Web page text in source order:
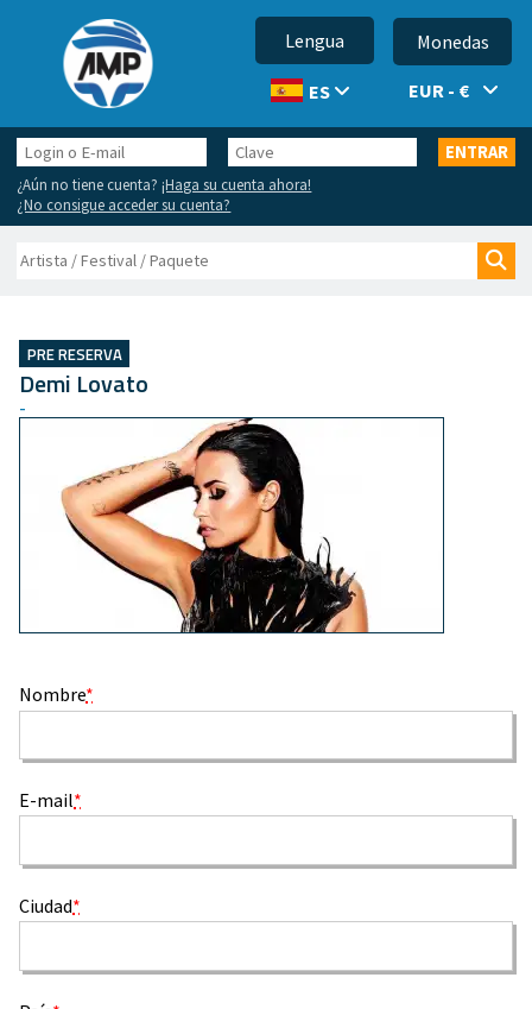
Lengua
ES
Monedas
EUR - €
Login
o
E-
mail
Clave ENTRAR
¿Aún no tiene cuenta?¡Haga su cuenta ahora!
¿No consigue acceder su cuenta?
Buscar
PRE RESERVA
Demi Lovato
-
Nombre*
E-mail*
Ciudad*